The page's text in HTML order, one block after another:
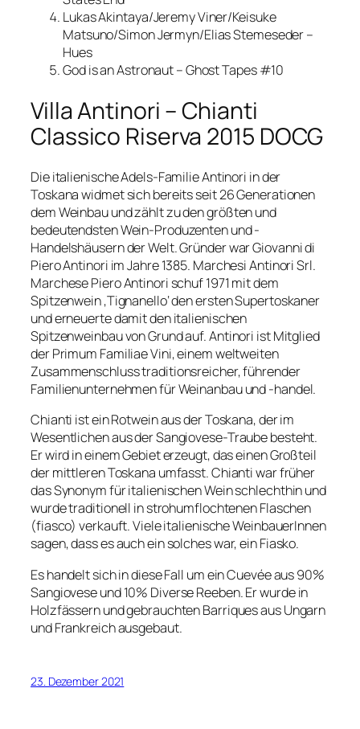
Lukas Akintaya/Jeremy Viner/Keisuke
Matsuno/Simon Jermyn/Elias Stemeseder –
Hues
God is an Astronaut – Ghost Tapes #10
Villa Antinori – Chianti
Classico Riserva 2015 DOCG
Die italienische Adels-Familie Antinori in der
Toskana widmet sich bereits seit 26 Generationen
dem Weinbau und zählt zu den größten und
bedeutendsten Wein-Produzenten und -
Handelshäusern der Welt. Gründer war Giovanni di
Piero Antinori im Jahre 1385. Marchesi Antinori Srl.
Marchese Piero Antinori schuf 1971 mit dem
Spitzenwein ‚Tignanello‘ den ersten Supertoskaner
und erneuerte damit den italienischen
Spitzenweinbau von Grund auf. Antinori ist Mitglied
der Primum Familiae Vini, einem weltweiten
Zusammenschluss traditionsreicher, führender
Familienunternehmen für Weinanbau und -handel.
Chianti ist ein Rotwein aus der Toskana, der im
Wesentlichen aus der Sangiovese-Traube besteht.
Er wird in einem Gebiet erzeugt, das einen Großteil
der mittleren Toskana umfasst. Chianti war früher
das Synonym für italienischen Wein schlechthin und
wurde traditionell in strohumflochtenen Flaschen
(fiasco) verkauft. Viele italienische WeinbauerInnen
sagen, dass es auch ein solches war, ein Fiasko.
Es handelt sich in diese Fall um ein Cuevée aus 90%
Sangiovese und 10% Diverse Reeben. Er wurde in
Holzfässern und gebrauchten Barriques aus Ungarn
und Frankreich ausgebaut.
23. Dezember 2021